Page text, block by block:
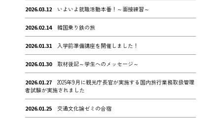
2026.03.12 いよいよ就職活動本番！～面接練習～
2026.02.14 韓国乗り鉄の旅
2026.01.31 入学前準備講座を開催しました！
2026.01.30 取材後記～学生へのメッセージ～
2026.01.27
2025年9月に観光庁長官が実施する国内旅行業務取扱管理
者試験が実施されました
2026.01.25 交通文化論ゼミの合宿